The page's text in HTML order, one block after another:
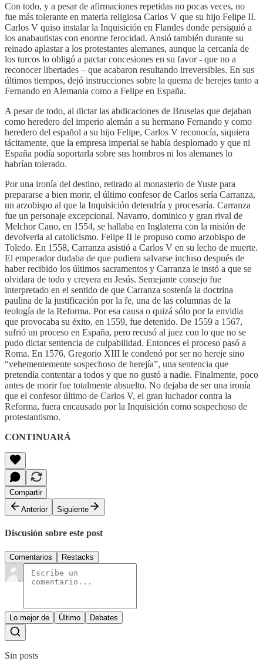
Con todo, y a pesar de afirmaciones repetidas no pocas veces, no
fue más tolerante en materia religiosa Carlos V que su hijo Felipe II.
Carlos V quiso instalar la Inquisición en Flandes donde persiguió a
los anabautistas con enorme ferocidad. Ansió también durante su
reinado aplastar a los protestantes alemanes, aunque la cercanía de
los turcos lo obligó a pactar concesiones en su favor - que no a
reconocer libertades – que acabaron resultando irreversibles. En sus
últimos tiempos, dejó instrucciones sobre la quema de herejes tanto a
Fernando en Alemania como a Felipe en España.
A pesar de todo, al dictar las abdicaciones de Bruselas que dejaban
como heredero del imperio alemán a su hermano Fernando y como
heredero del español a su hijo Felipe, Carlos V reconocía, siquiera
tácitamente, que la empresa imperial se había desplomado y que ni
España podía soportarla sobre sus hombros ni los alemanes lo
habrían tolerado.
Por una ironía del destino, retirado al monasterio de Yuste para
prepararse a bien morir, el último confesor de Carlos sería Carranza,
un arzobispo al que la Inquisición detendría y procesaría. Carranza
fue un personaje excepcional. Navarro, dominico y gran rival de
Melchor Cano, en 1554, se hallaba en Inglaterra con la misión de
devolverla al catolicismo. Felipe II le propuso como arzobispo de
Toledo. En 1558, Carranza asistió a Carlos V en su lecho de muerte.
El emperador dudaba de que pudiera salvarse incluso después de
haber recibido los últimos sacramentos y Carranza le instó a que se
olvidara de todo y creyera en Jesús. Semejante consejo fue
interpretado en el sentido de que Carranza sostenía la doctrina
paulina de la justificación por la fe, una de las columnas de la
teología de la Reforma. Por esa causa o quizá sólo por la envidia
que provocaba su éxito, en 1559, fue detenido. De 1559 a 1567,
sufrió un proceso en España, pero recusó al juez con lo que no se
pudo dictar sentencia de culpabilidad. Entonces el proceso pasó a
Roma. En 1576, Gregorio XIII le condenó por ser no hereje sino
“vehementemente sospechoso de herejía”, una sentencia que
pretendía contentar a todos y que no gustó a nadie. Finalmente, poco
antes de morir fue totalmente absuelto. No dejaba de ser una ironía
que el confesor último de Carlos V, el gran luchador contra la
Reforma, fuera encausado por la Inquisición como sospechoso de
protestantismo.
CONTINUARÁ
Compartir
Anterior
Siguiente
Discusión sobre este post
Comentarios Restacks
Lo mejor de Último Debates
Sin posts